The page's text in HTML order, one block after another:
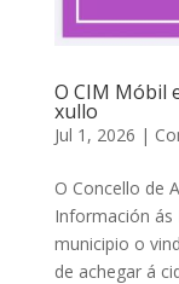
O CIM Móbil
xullo
Jul 1, 2026 |
O Concello de
Información ás
municipio o
de achegar á